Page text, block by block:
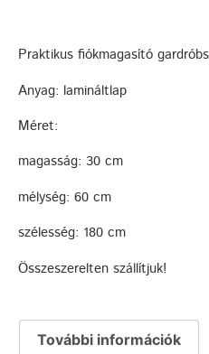
Praktikus fiókmagasító
Anyag: lamináltlap
Méret:
magasság: 30 cm
mélység: 60 cm
szélesség: 180 cm
Összeszerelten szállítjuk!
További információk